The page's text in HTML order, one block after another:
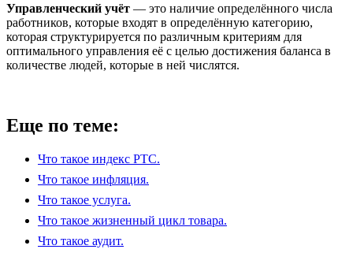
Управленческий учёт — это наличие определённого числа
работников, которые входят в определённую категорию,
которая структурируется по различным критериям для
оптимального управления её с целью достижения баланса в
количестве людей, которые в ней числятся.
Еще по теме:
Что такое индекс РТС.
Что такое инфляция.
Что такое услуга.
Что такое жизненный цикл товара.
Что такое аудит.